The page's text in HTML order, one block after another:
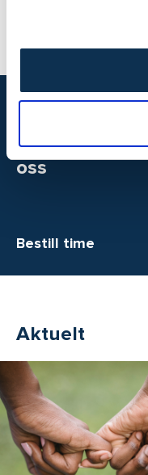
Time hos
oss
Bestill time
Aktuelt